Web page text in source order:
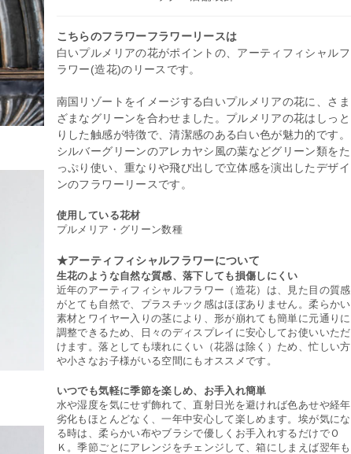
こちらのフラワーフラワーリースは
白いプルメリアの花がポイントの、アーティフィシャルフ
ラワー(造花)のリースです。
南国リゾートをイメージする白いプルメリアの花に、さま
ざまなグリーンを合わせました。プルメリアの花はしっと
りした触感が特徴で、清潔感のある白い色が魅力的です。
シルバーグリーンのアレカヤシ風の葉などグリーン類をた
っぷり使い、重なりや飛び出しで立体感を演出したデザイ
ンのフラワーリースです。
使用している花材
プルメリア・グリーン数種
★アーティフィシャルフラワーについて
生花のような自然な質感、落下しても損傷しにくい
近年のアーティフィシャルフラワー（造花）は、見た目の質感
がとても自然で、プラスチック感はほぼありません。柔らかい
素材とワイヤー入りの茎により、形が崩れても簡単に元通りに
調整できるため、日々のディスプレイに安心してお使いいただ
けます。落としても壊れにくい（花器は除く）ため、忙しい方
や小さなお子様がいる空間にもオススメです。
いつでも気軽に季節を楽しめ、お手入れ簡単
水や湿度を気にせず飾れて、直射日光を避ければ色あせや経年
劣化もほとんどなく、一年中安心して楽しめます。埃が気にな
る時は、柔らかい布やブラシで優しくお手入れするだけでＯ
Ｋ。季節ごとにアレンジをチェンジして、箱にしまえば翌年も